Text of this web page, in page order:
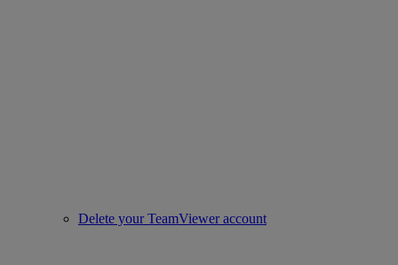
Delete your TeamViewer account